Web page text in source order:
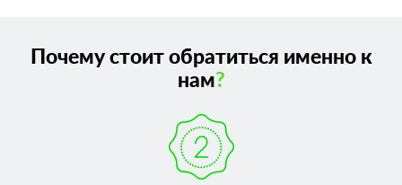
Почему стоит обратиться именно к
нам?